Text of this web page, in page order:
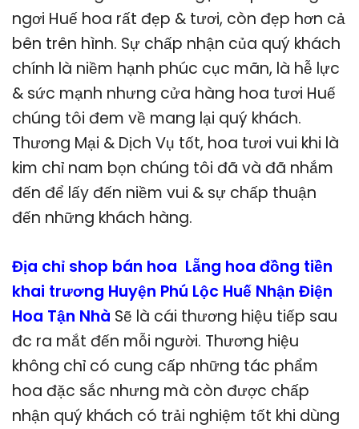
ngơi Huế hoa rất đẹp & tươi, còn đẹp hơn cả
bên trên hình. Sự chấp nhận của quý khách
chính là niềm hạnh phúc cục mãn, là hễ lực
& sức mạnh nhưng cửa hàng hoa tươi Huế
chúng tôi đem về mang lại quý khách.
Thương Mại & Dịch Vụ tốt, hoa tươi vui khi là
kim chỉ nam bọn chúng tôi đã và đã nhắm
đến để lấy đến niềm vui & sự chấp thuận
đến những khách hàng.
Địa chỉ shop bán hoa Lẵng hoa đồng tiền
khai trương Huyện Phú Lộc Huế Nhận Điện
Hoa Tận Nhà Sẽ là cái thương hiệu tiếp sau
đc ra mắt đến mỗi người. Thương hiệu
không chỉ có cung cấp những tác phẩm
hoa đặc sắc nhưng mà còn được chấp
nhận quý khách có trải nghiệm tốt khi dùng